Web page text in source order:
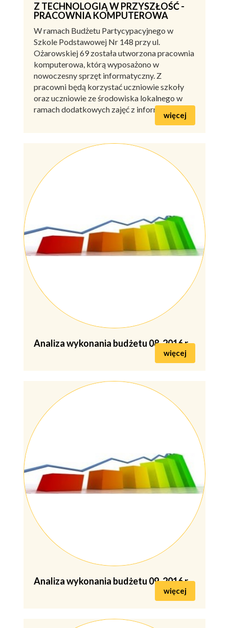
Z TECHNOLOGIĄ W PRZYSZŁOŚĆ -
PRACOWNIA KOMPUTEROWA
W ramach Budżetu Partycypacyjnego w
Szkole Podstawowej Nr 148 przy ul.
Ożarowskiej 69 została utworzona pracownia
komputerowa, którą wyposażono w
nowoczesny sprzęt informatyczny. Z
pracowni będą korzystać uczniowie szkoły
oraz uczniowie ze środowiska lokalnego w
ramach dodatkowych zajęć z informatyki.
więcej
Analiza wykonania budżetu 08-2016 r.
więcej
Analiza wykonania budżetu 09-2016 r.
więcej